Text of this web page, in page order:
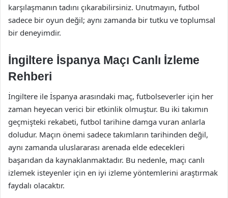
karşılaşmanın tadını çıkarabilirsiniz. Unutmayın, futbol
sadece bir oyun değil; aynı zamanda bir tutku ve toplumsal
bir deneyimdir.
İngiltere İspanya Maçı Canlı İzleme
Rehberi
İngiltere ile İspanya arasındaki maç, futbolseverler için her
zaman heyecan verici bir etkinlik olmuştur. Bu iki takımın
geçmişteki rekabeti, futbol tarihine damga vuran anlarla
doludur. Maçın önemi sadece takımların tarihinden değil,
aynı zamanda uluslararası arenada elde edecekleri
başarıdan da kaynaklanmaktadır. Bu nedenle, maçı canlı
izlemek isteyenler için en iyi izleme yöntemlerini araştırmak
faydalı olacaktır.